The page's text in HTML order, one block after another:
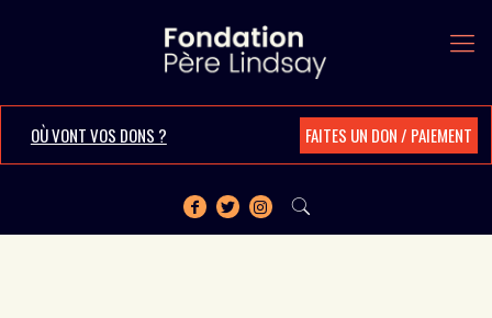
OÙ VONT VOS DONS ? FAITES UN DON / PAIEMENT